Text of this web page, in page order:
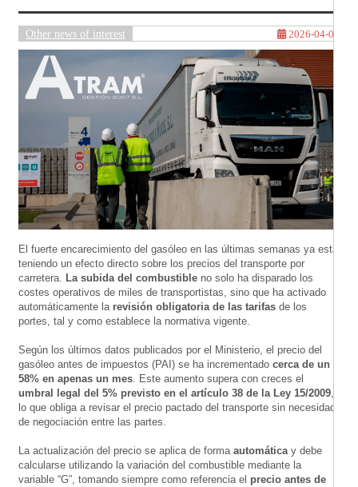
Other news of interest 2026-04-08
El fuerte encarecimiento del gasóleo en las últimas semanas ya está
teniendo un efecto directo sobre los precios del transporte por
carretera. La subida del combustible no solo ha disparado los
costes operativos de miles de transportistas, sino que ha activado
automáticamente la revisión obligatoria de las tarifas de los
portes, tal y como establece la normativa vigente.
Según los últimos datos publicados por el Ministerio, el precio del
gasóleo antes de impuestos (PAI) se ha incrementado cerca de un
58% en apenas un mes. Este aumento supera con creces el
umbral legal del 5% previsto en el artículo 38 de la Ley 15/2009,
lo que obliga a revisar el precio pactado del transporte sin necesidad
de negociación entre las partes.
La actualización del precio se aplica de forma automáticay debe
calcularse utilizando la variación del combustible mediante la
variable “G”, tomando siempre como referencia el precio antes de